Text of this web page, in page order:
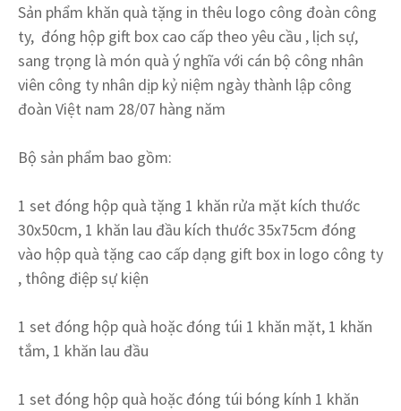
Sản phẩm khăn quà tặng in thêu logo công đoàn công
ty, đóng hộp gift box cao cấp theo yêu cầu , lịch sự,
sang trọng là món quà ý nghĩa với cán bộ công nhân
viên công ty nhân dịp kỷ niệm ngày thành lập công
đoàn Việt nam 28/07 hàng năm
Bộ sản phẩm bao gồm:
1 set đóng hộp quà tặng 1 khăn rửa mặt kích thước
30x50cm, 1 khăn lau đầu kích thước 35x75cm đóng
vào hộp quà tặng cao cấp dạng gift box in logo công ty
, thông điệp sự kiện
1 set đóng hộp quà hoặc đóng túi 1 khăn mặt, 1 khăn
tắm, 1 khăn lau đầu
1 set đóng hộp quà hoặc đóng túi bóng kính 1 khăn